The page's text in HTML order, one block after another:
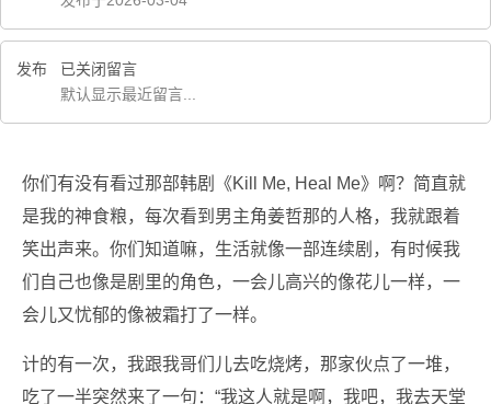
发布
已关闭留言
默认显示最近留言...
你们有没有看过那部韩剧《Kill Me, Heal Me》啊？简直就
是我的神食粮，每次看到男主角姜哲那的人格，我就跟着
笑出声来。你们知道嘛，生活就像一部连续剧，有时候我
们自己也像是剧里的角色，一会儿高兴的像花儿一样，一
会儿又忧郁的像被霜打了一样。
计的有一次，我跟我哥们儿去吃烧烤，那家伙点了一堆，
吃了一半突然来了一句：“我这人就是啊，我吧，我去天堂